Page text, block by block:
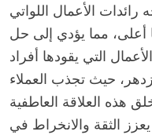
رائدات الأعمال اللواتي
أعلى، مما يؤدي إلى حل
التي يقودها أفراد
حيث تجذب العملاء
هذه العلاقة العاطفية
الثقة والانخراط في